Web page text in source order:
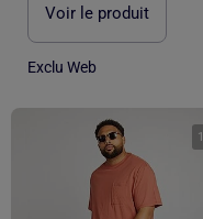
Voir le produit
Exclu Web
1